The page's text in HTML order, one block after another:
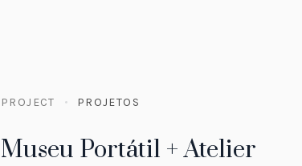
PROJECT PROJETOS
Museu Portátil + Atelier